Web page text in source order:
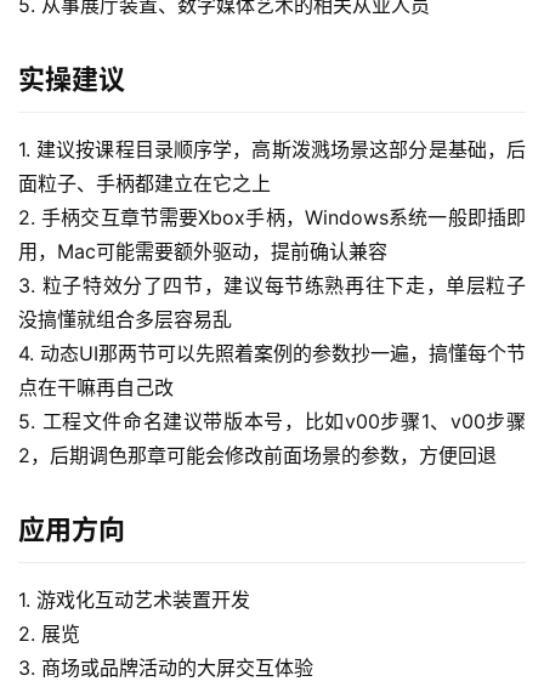
创
快
讯
赚
钱
项
目
创
网
冒
泡
实操建议
1. 建议按课程目录顺序学，高斯泼溅场景这部分是基础，后
面粒子、手柄都建立在它之上
2. 手柄交互章节需要Xbox手柄，Windows系统一般即插即
用，Mac可能需要额外驱动，提前确认兼容
3. 粒子特效分了四节，建议每节练熟再往下走，单层粒子
没搞懂就组合多层容易乱
4. 动态UI那两节可以先照着案例的参数抄一遍，搞懂每个节
点在干嘛再自己改
5. 工程文件命名建议带版本号，比如v00步骤1、v00步骤
2，后期调色那章可能会修改前面场景的参数，方便回退
应用方向
1. 游戏化互动艺术装置开发
2. 展览
3. 商场或品牌活动的大屏交互体验